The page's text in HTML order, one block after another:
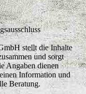
stellt die Inhalte
und sorgt
Angaben dienen
Information und
Beratung.